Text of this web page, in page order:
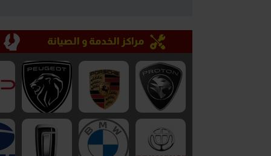
مراكز الخدمة و الصيانة